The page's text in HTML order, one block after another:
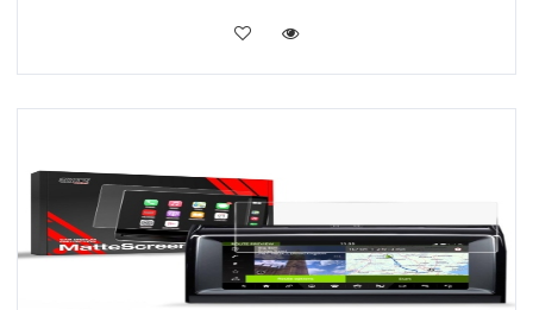
KOUPIT